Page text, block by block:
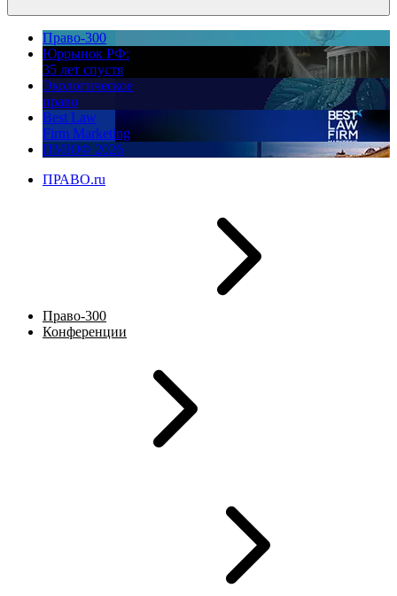
Право-300
Юррынок РФ:
35 лет спустя
Экологическое
право
Best Law
Firm Marketing
ПМЮФ 2026
ПРАВО.ru
Право-300
Конференции